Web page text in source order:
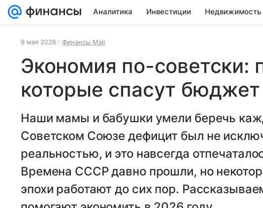
Аналитика Инвестиции Недвижимость
9 мая 2026 Финансы Mail
Экономия по-советски:
которые спасут
Наши мамы и бабушки умели беречь
Советском Союзе дефицит был не
реальностью, и это навсегда
Времена СССР давно прошли, но
эпохи работают до сих пор.